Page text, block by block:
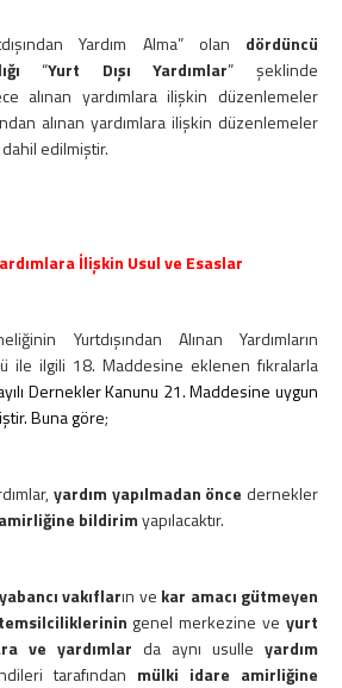
Yardım Alma” olan dördüncü
“Yurt Dışı Yardımlar” şeklinde
alınan yardımlara ilişkin düzenlemeler
alınan yardımlara ilişkin düzenlemeler
edilmiştir.
İlişkin Usul ve Esaslar
Yurtdışından Alınan Yardımların
ile ilgili 18. Maddesine eklenen fıkralarla
Dernekler Kanunu 21. Maddesine uygun
Buna göre;
yardım yapılmadan önce dernekler
bildirimyapılacaktır.
vakıfların ve kar amacı gütmeyen
genel merkezine veyurt
ve yardımlar da aynı usulle yardım
tarafından mülki idare amirliğine